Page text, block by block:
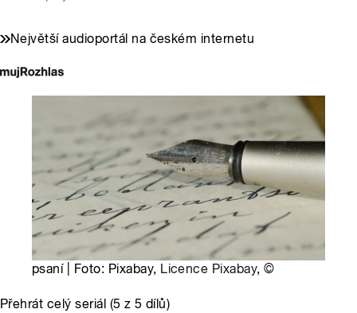
Největší audioportál na českém internetu
psaní | Foto: Pixabay, Licence Pixabay,©
Přehrát celý seriál (5 z 5 dílů)